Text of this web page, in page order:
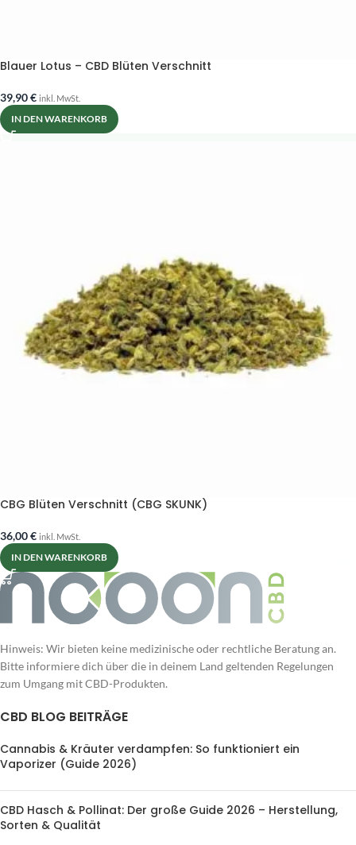
Blauer Lotus – CBD Blüten Verschnitt
39,90€ inkl. MwSt.
IN DEN WARENKORB
CBG Blüten Verschnitt (CBG SKUNK)
36,00€ inkl. MwSt.
IN DEN WARENKORB
Hinweis: Wir bieten keine medizinische oder rechtliche Beratung an.
Bitte informiere dich über die in deinem Land geltenden Regelungen
zum Umgang mit CBD-Produkten.
CBD BLOG BEITRÄGE
Cannabis & Kräuter verdampfen: So funktioniert ein
Vaporizer (Guide 2026)
CBD Hasch & Pollinat: Der große Guide 2026 – Herstellung,
Sorten & Qualität